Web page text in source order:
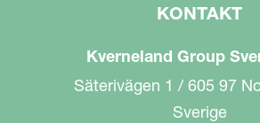
KONTAKT
Kverneland Group
Säterivägen 1 / 605 97
Sverige